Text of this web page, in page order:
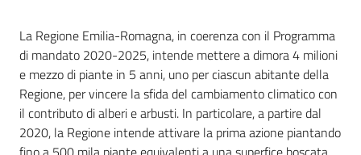
Vivere
Fiorano
Modenese
La Regione Emilia-Romagna, in coerenza con il Programma
di mandato 2020-2025, intende mettere a dimora 4 milioni
e mezzo di piante in 5 anni, uno per ciascun abitante della
Regione, per vincere la sfida del cambiamento climatico con
il contributo di alberi e arbusti. In particolare, a partire dal
2020, la Regione intende attivare la prima azione piantando